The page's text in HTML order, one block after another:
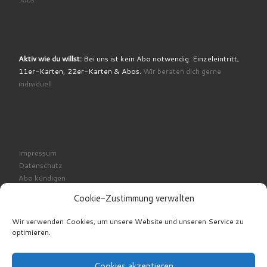
Cookie-Zustimmung verwalten
Wir verwenden Cookies, um unsere Website und unseren Service zu
optimieren.
Aktiv wie du willst: Bei uns ist kein Abo notwendig. Einzeleintritt,
11er-Karten, 22er-Karten & Abos. Wir beraten dich gerne
individuell
Impressum
Datenschutz
Abo kündigen